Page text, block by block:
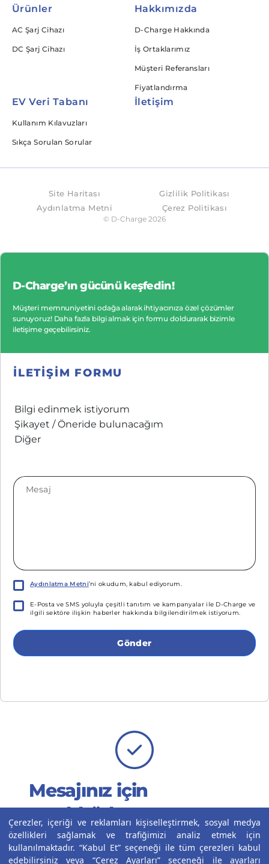
Çerezler, içeriği ve reklamları kişiselleştirmek, sosyal medya
özellikleri sağlamak ve trafiğimizi analiz etmek için
kullanılmaktadır. “Kabul Et” seçeneği ile tüm çerezleri kabul
edebilirsiniz veya “Çerez Ayarları” seçeneği ile ayarları
Ürünler
AC Şarj Cihazı
DC Şarj Cihazı
Hakkımızda
D-Charge Hakkında
İş Ortaklarımız
Müşteri Referansları
Fiyatlandırma
EV Veri Tabanı
Kullanım Kılavuzları
Sıkça Sorulan Sorular
İletişim
© D-Charge 2026
Site Haritası
Gizlilik Politikası
Aydınlatma Metni
Çerez Politikası
D-Charge’ın gücünü keşfedin!
Müşteri memnuniyetini odağa alarak ihtiyacınıza özel çözümler
sunuyoruz! Daha fazla bilgi almak için formu doldurarak bizimle
iletişime geçebilirsiniz.
ILETIŞIM FORMU
Aydınlatma Metni’ni okudum, kabul ediyorum.
E-Posta ve SMS yoluyla çeşitli tanıtım ve kampanyalar ile D-Charge ve
ilgili sektöre ilişkin haberler hakkında bilgilendirilmek istiyorum.
Gönder
Mesajınız için
teşekkürler!
En kısa sürede size dönüş yapacağız.